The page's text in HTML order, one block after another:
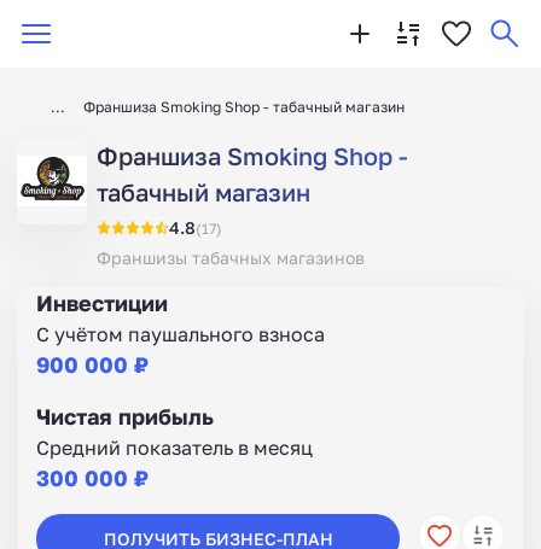
Франшиза Smoking Shop - табачный магазин
Франшиза Smoking Shop -
табачный магазин
4.8(17)
Франшизы табачных магазинов
Инвестиции
С учётом паушального взноса
900 000 ₽
Чистая прибыль
Средний показатель в месяц
300 000 ₽
ПОЛУЧИТЬ БИЗНЕС-ПЛАН